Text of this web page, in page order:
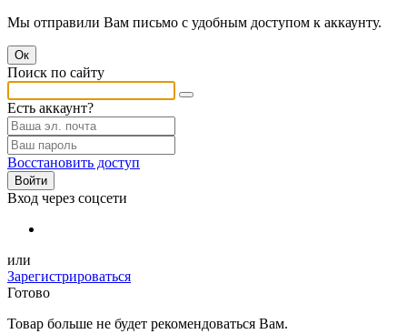
Мы отправили Вам письмо с удобным доступом к аккаунту.
Ок
Поиск по сайту
Есть аккаунт?
Восстановить доступ
Войти
Вход через соцсети
или
Зарегистрироваться
Готово
Товар больше не будет рекомендоваться Вам.